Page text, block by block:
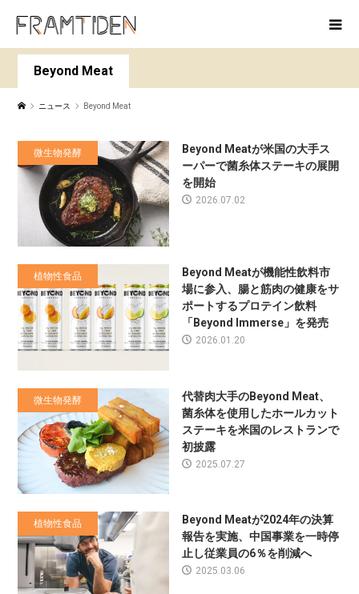
Beyond Meat
ニュース Beyond Meat
微生物発酵
Beyond Meatが米国の大手ス
ーパーで菌糸体ステーキの展開
を開始
2026.07.02
植物性食品
Beyond Meatが機能性飲料市
場に参入、腸と筋肉の健康をサ
ポートするプロテイン飲料
「Beyond Immerse」を発売
2026.01.20
微生物発酵
代替肉大手のBeyond Meat、
菌糸体を使用したホールカット
ステーキを米国のレストランで
初披露
2025.07.27
植物性食品
Beyond Meatが2024年の決算
報告を実施、中国事業を一時停
止し従業員の6％を削減へ
2025.03.06